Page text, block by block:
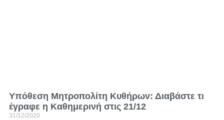
Υπόθεση Μητροπολίτη Κυθήρων: Διαβάστε τι
έγραφε η Καθημερινή στις 21/12
31/12/2020